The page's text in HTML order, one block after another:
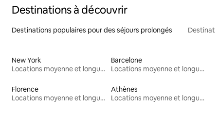
Destinations à découvrir
Destinations populaires pour des séjours prolongés
New York
Locations moyenne et longue durée
Barcelone
Locations moyenne et longue durée
Florence
Locations moyenne et longue durée
Athènes
Locations moyenne et longue durée